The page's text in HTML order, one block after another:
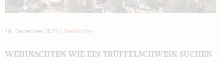
18. Dezember 2025 Weltkirche
WEIHNACHTEN WIE EIN TRÜFFELSCHWEIN SUCHEN